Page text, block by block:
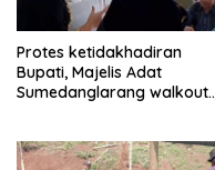
Protes ketidakhadiran
Bupati, Majelis Adat
Sumedanglarang walkout